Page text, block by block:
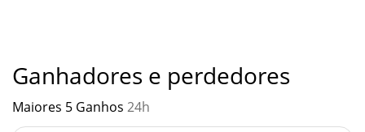
Ganhadores e perdedores
Maiores 5 Ganhos 24h